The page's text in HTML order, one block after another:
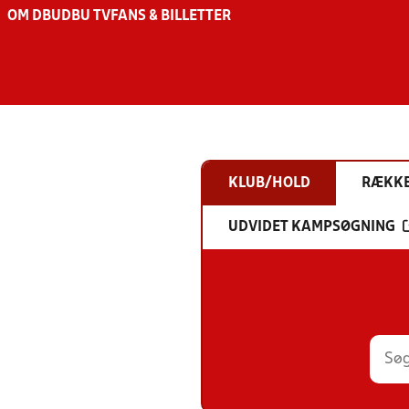
OM DBU DBU TV FANS & BILLETTER
KLUB/HOLD
UDVIDET KAMPSØGNING